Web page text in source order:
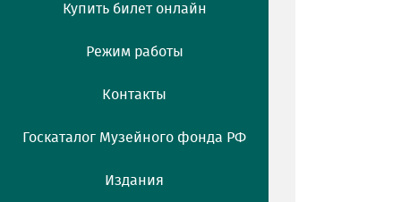
Купить билет онлайн
Режим работы
Контакты
Госкаталог Музейного фонда РФ
Издания